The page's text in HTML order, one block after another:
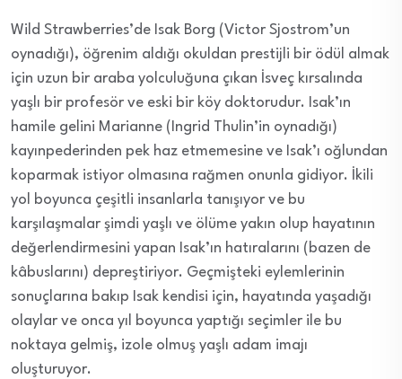
Wild Strawberries’de Isak Borg (Victor Sjostrom’un
oynadığı), öğrenim aldığı okuldan prestijli bir ödül almak
için uzun bir araba yolculuğuna çıkan İsveç kırsalında
yaşlı bir profesör ve eski bir köy doktorudur. Isak’ın
hamile gelini Marianne (Ingrid Thulin’in oynadığı)
kayınpederinden pek haz etmemesine ve Isak’ı oğlundan
koparmak istiyor olmasına rağmen onunla gidiyor. İkili
yol boyunca çeşitli insanlarla tanışıyor ve bu
karşılaşmalar şimdi yaşlı ve ölüme yakın olup hayatının
değerlendirmesini yapan Isak’ın hatıralarını (bazen de
kâbuslarını) depreştiriyor. Geçmişteki eylemlerinin
sonuçlarına bakıp Isak kendisi için, hayatında yaşadığı
olaylar ve onca yıl boyunca yaptığı seçimler ile bu
noktaya gelmiş, izole olmuş yaşlı adam imajı
oluşturuyor.